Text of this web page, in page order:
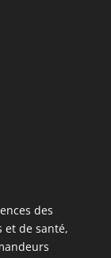
des
et de santé,